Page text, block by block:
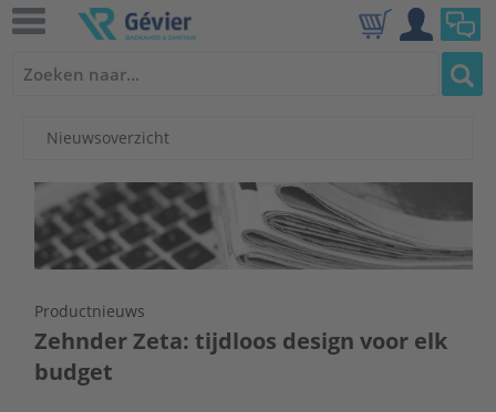
Nieuwsoverzicht
Productnieuws
Zehnder Zeta: tijdloos design voor elk
budget